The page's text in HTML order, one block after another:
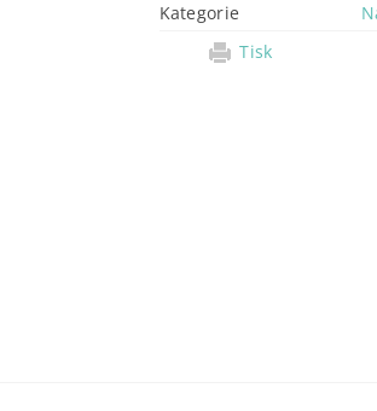
Kategorie
Tisk